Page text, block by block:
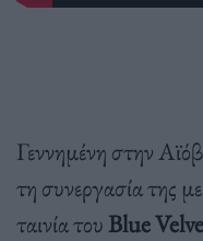
Γεννημένη στην
τη συνεργασία της
ταινία τουBlue